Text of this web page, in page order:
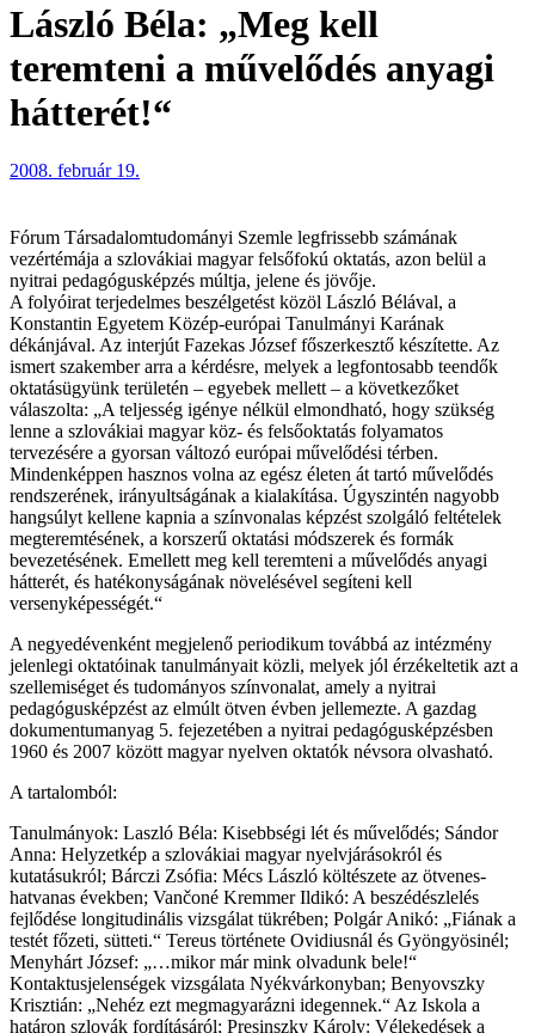
László Béla: „Meg kell
teremteni a művelődés anyagi
hátterét!“
2008. február 19.
Fórum Társadalomtudományi Szemle legfrissebb számának
vezértémája a szlovákiai magyar felsőfokú oktatás, azon belül a
nyitrai pedagógusképzés múltja, jelene és jövője.
A folyóirat terjedelmes beszélgetést közöl László Bélával, a
Konstantin Egyetem Közép-európai Tanulmányi Karának
dékánjával. Az interjút Fazekas József főszerkesztő készítette. Az
ismert szakember arra a kérdésre, melyek a legfontosabb teendők
oktatásügyünk területén – egyebek mellett – a következőket
válaszolta: „A teljesség igénye nélkül elmondható, hogy szükség
lenne a szlovákiai magyar köz- és felsőoktatás folyamatos
tervezésére a gyorsan változó európai művelődési térben.
Mindenképpen hasznos volna az egész életen át tartó művelődés
rendszerének, irányultságának a kialakítása. Úgyszintén nagyobb
hangsúlyt kellene kapnia a színvonalas képzést szolgáló feltételek
megteremtésének, a korszerű oktatási módszerek és formák
bevezetésének. Emellett meg kell teremteni a művelődés anyagi
hátterét, és hatékonyságának növelésével segíteni kell
versenyképességét.“
A negyedévenként megjelenő periodikum továbbá az intézmény
jelenlegi oktatóinak tanulmányait közli, melyek jól érzékeltetik azt a
szellemiséget és tudományos színvonalat, amely a nyitrai
pedagógusképzést az elmúlt ötven évben jellemezte. A gazdag
dokumentumanyag 5. fejezetében a nyitrai pedagógusképzésben
1960 és 2007 között magyar nyelven oktatók névsora olvasható.
A tartalomból:
Tanulmányok: Laszló Béla: Kisebbségi lét és művelődés; Sándor
Anna: Helyzetkép a szlovákiai magyar nyelvjárásokról és
kutatásukról; Bárczi Zsófia: Mécs László költészete az ötvenes-
hatvanas években; Vančoné Kremmer Ildikó: A beszédészlelés
fejlődése longitudinális vizsgálat tükrében; Polgár Anikó: „Fiának a
testét főzeti, sütteti.“ Tereus története Ovidiusnál és Gyöngyösinél;
Menyhárt József: „…mikor már mink olvadunk bele!“
Kontaktusjelenségek vizsgálata Nyékvárkonyban; Benyovszky
Krisztián: „Nehéz ezt megmagyarázni idegennek.“ Az Iskola a
határon szlovák fordításáról; Presinszky Károly: Vélekedések a